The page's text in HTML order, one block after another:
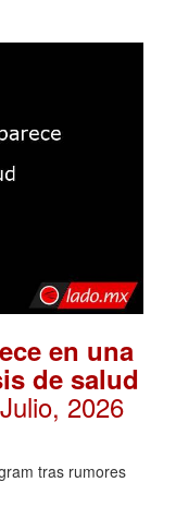
en una
de salud
2026
tras rumores